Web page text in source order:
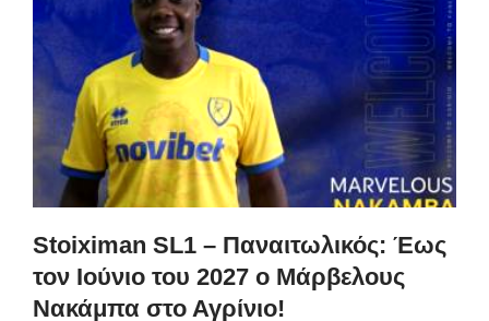
Stoiximan SL1 – Παναιτωλικός: Έως
τον Ιούνιο του 2027 ο Μάρβελους
Νακάμπα στο Αγρίνιο!